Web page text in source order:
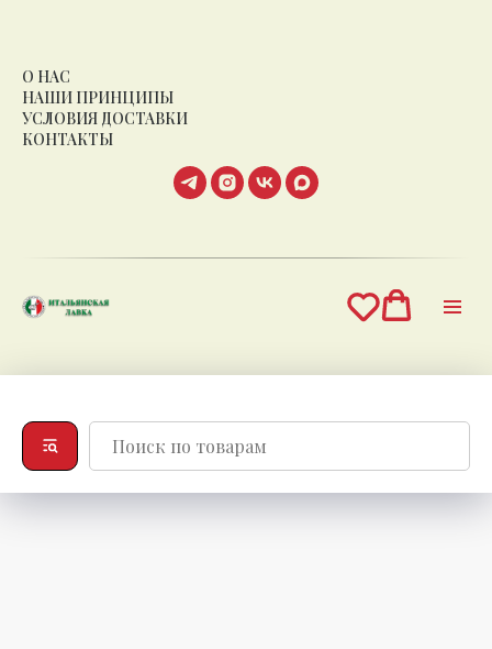
О НАС
НАШИ ПРИНЦИПЫ
УСЛОВИЯ ДОСТАВКИ
КОНТАКТЫ